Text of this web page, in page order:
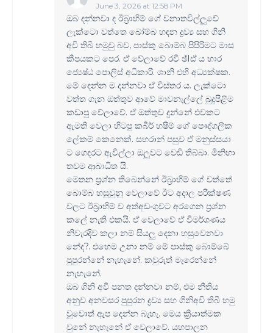
June 3, 2026 at 12:58 PM
ඔබ දන්නවා ද ඊබ්‍රාහිම් ගේ වනාතවිල්ලුවේ
ලැක්ටො වත්තෙ බෝම්බ හඳන ද්‍රව්‍ය සහ ගිනි
අවි තිබි හමුවු බව, පාස්කු බොම්බ පිපිරීමට මාස
කීපයකට පෙර. ඒ වේලාවේ රවී ඡ්Iඪ් ය භාර
ජ්‍යෙෂ්ඨ පොලිස් අධිකාරි. ශානි එහි අධ්‍යක්ෂක.
මේ දෙන්න ම දන්නවා ඒ විස්තර ය. ලැක්ටො
වත්ත ගැන ඔත්තුව ආවේ මාවනැල්ලේ බුදුපිළිම
කඩාපු වේලාවේ. ඒ ඔත්තුව දුන්නේ එවකට
ඇමති වෙලා හිටපු කබීර් හෂීම් ගේ පෞද්ගලික
ලේකම් කෙනෙක්. සහරාන් පසුව ඒ මනුස්සයා
ට ගෙදරට ඇවිල්ලා ඔලුවට වෙඩි තිබ්බා. මිනිහා
තවම ආබාධිත යි.
මෙතන ප්‍රශ්න තිබෙන්නේ ඊබ්‍රාහිම් ගේ වත්තේ
බොම්බ හසුවුනු වෙලාවේ ඊට අදාල පරික්ෂණ
වලට ඊබ්‍රාහිම් ව අත්අඩංගුවට අරගෙන ප්‍රශ්න
කලේ නැති එකයි. ඒ වෙලාවේ ඒ විමර්ශණය
නිවැරදිව කලා නම් සියලු දෙනා හසුවෙනවා
නේද?. එහෙම උනා නම් මේ පාස්කු බොම්බේ
පුපුරන්නේ නැහැනේ. කවුරුත් මැරෙන්නේ
නැහැනේ.
ඔබ ගිනි අවි පනත දන්නවා නම්, එම නීතිය
අනුව අනවසර පුපුරන ද්‍රව්‍ය සහ ගිනිඅවි තිබී හමු
වූවොත් ඇප දෙන්න බැහැ. මෙය ක්‍රියාත්මක
වුනේ නැහැනේ ඒ වෙලාවේ. යහපාලන